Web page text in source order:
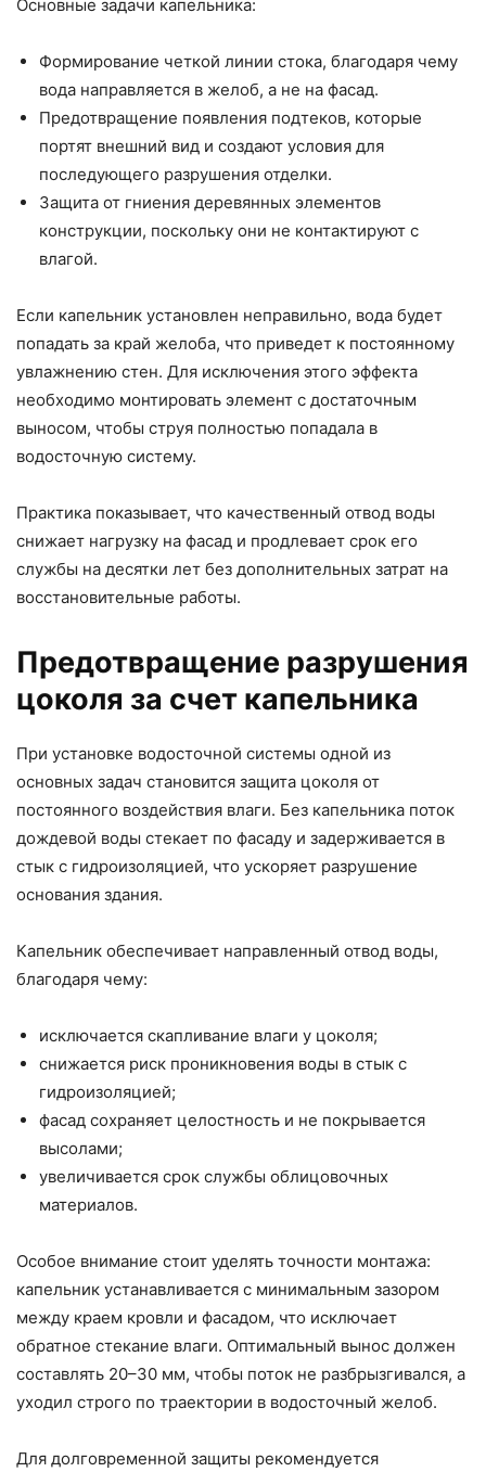
Основные задачи капельника:
Формирование четкой линии стока, благодаря чему
вода направляется в желоб, а не на фасад.
Предотвращение появления подтеков, которые
портят внешний вид и создают условия для
последующего разрушения отделки.
Защита от гниения деревянных элементов
конструкции, поскольку они не контактируют с
влагой.
Если капельник установлен неправильно, вода будет
попадать за край желоба, что приведет к постоянному
увлажнению стен. Для исключения этого эффекта
необходимо монтировать элемент с достаточным
выносом, чтобы струя полностью попадала в
водосточную систему.
Практика показывает, что качественный отвод воды
снижает нагрузку на фасад и продлевает срок его
службы на десятки лет без дополнительных затрат на
восстановительные работы.
Предотвращение разрушения
цоколя за счет капельника
При установке водосточной системы одной из
основных задач становится защита цоколя от
постоянного воздействия влаги. Без капельника поток
дождевой воды стекает по фасаду и задерживается в
стык с гидроизоляцией, что ускоряет разрушение
основания здания.
Капельник обеспечивает направленный отвод воды,
благодаря чему:
исключается скапливание влаги у цоколя;
снижается риск проникновения воды в стык с
гидроизоляцией;
фасад сохраняет целостность и не покрывается
высолами;
увеличивается срок службы облицовочных
материалов.
Особое внимание стоит уделять точности монтажа:
капельник устанавливается с минимальным зазором
между краем кровли и фасадом, что исключает
обратное стекание влаги. Оптимальный вынос должен
составлять 20–30 мм, чтобы поток не разбрызгивался, а
уходил строго по траектории в водосточный желоб.
Для долговременной защиты рекомендуется